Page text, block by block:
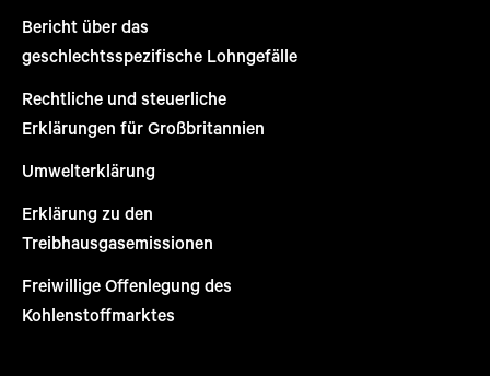
Bericht über das
geschlechtsspezifische Lohngefälle
Rechtliche und steuerliche
Erklärungen für Großbritannien
Umwelterklärung
Erklärung zu den
Treibhausgasemissionen
Freiwillige Offenlegung des
Kohlenstoffmarktes